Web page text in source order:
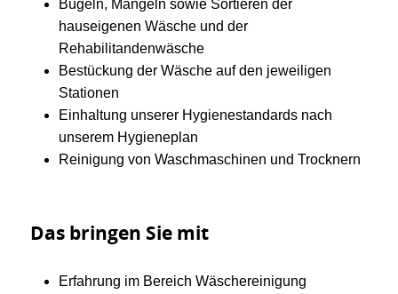
Bügeln, Mangeln sowie Sortieren der
hauseigenen Wäsche und der
Rehabilitandenwäsche
Bestückung der Wäsche auf den jeweiligen
Stationen
Einhaltung unserer Hygienestandards nach
unserem Hygieneplan
Reinigung von Waschmaschinen und Trocknern
Das bringen Sie mit
Erfahrung im Bereich Wäschereinigung